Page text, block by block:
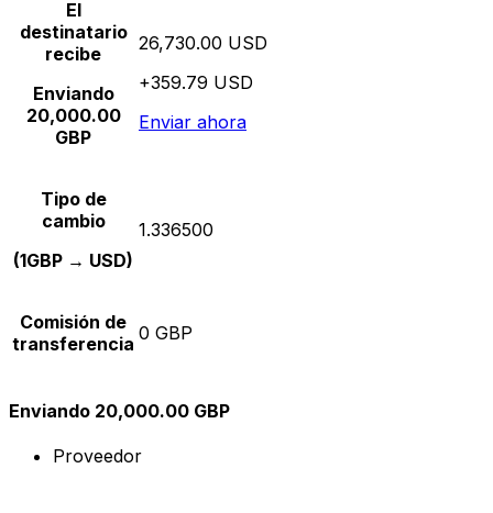
El
destinatario
recibe
Enviando
20,000.00
GBP
26,730.00 USD
+359.79 USD
Enviar ahora
Tipo de
cambio
(1GBP → USD)
1.336500
Comisión de
transferencia 0 GBP
Enviando 20,000.00 GBP
Proveedor